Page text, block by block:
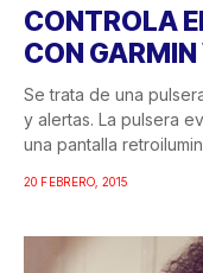
CONTROLA
CON
Se trata de una
y alertas. La pulsera
una pantalla
20 FEBRERO, 2015